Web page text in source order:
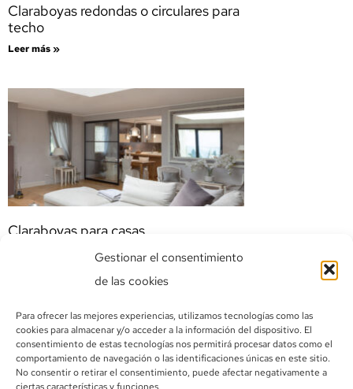
Gestionar el consentimiento
de las cookies
Para ofrecer las mejores experiencias, utilizamos tecnologías como las
cookies para almacenar y/o acceder a la información del dispositivo. El
consentimiento de estas tecnologías nos permitirá procesar datos como el
comportamiento de navegación o las identificaciones únicas en este sitio.
No consentir o retirar el consentimiento, puede afectar negativamente a
Claraboyas redondas o circulares para
techo
Leer más »
Claraboyas para casas